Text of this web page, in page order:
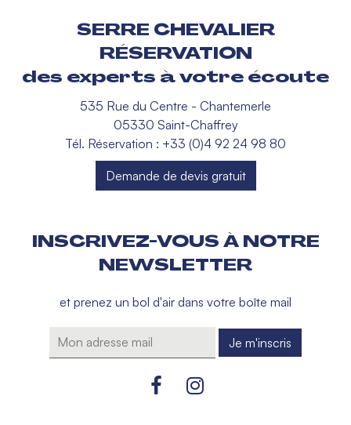
SERRE CHEVALIER
RÉSERVATION
des experts à votre écoute
535 Rue du Centre - Chantemerle
05330 Saint-Chaffrey
Tél. Réservation : +33 (0)4 92 24 98 80
Demande de devis gratuit
INSCRIVEZ-VOUS À NOTRE
NEWSLETTER
et prenez un bol d'air dans votre boîte mail